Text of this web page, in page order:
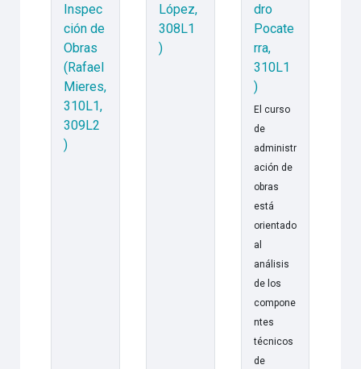
Inspec
ción de
Obras
(Rafael
Mieres,
310L1,
309L2
)
López,
308L1
)
dro
Pocate
rra,
310L1
)
El curso
de
administr
ación de
obras
está
orientado
al
análisis
de los
compone
ntes
técnicos
de